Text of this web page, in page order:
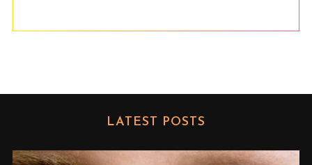
LATEST POSTS